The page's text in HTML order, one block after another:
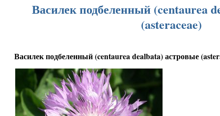
Василек подбеленный (centaurea
(asteraceae)
Василек подбеленный (centaurea dealbata) астровые